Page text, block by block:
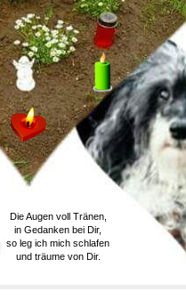
Die Augen voll Tränen,
in Gedanken bei Dir,
so leg ich mich schlafen
und träume von Dir.